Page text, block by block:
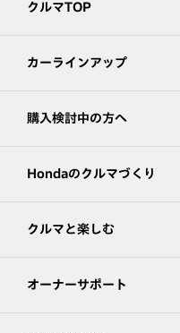
クルマTOP
カーラインアップ
購入検討中の方へ
Hondaのクルマづくり
クルマと楽しむ
オーナーサポート